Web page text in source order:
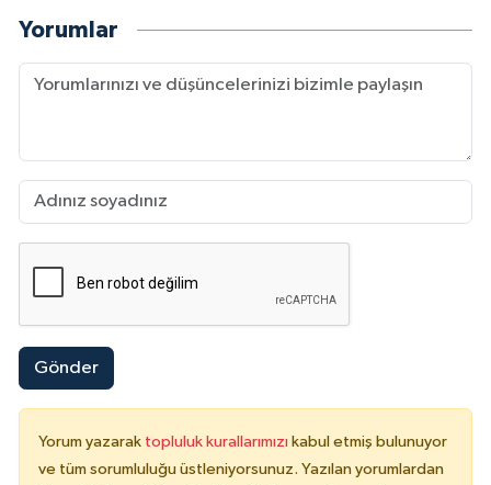
Yorumlar
Gönder
Yorum yazarak topluluk kurallarımızı kabul etmiş bulunuyor
ve tüm sorumluluğu üstleniyorsunuz. Yazılan yorumlardan